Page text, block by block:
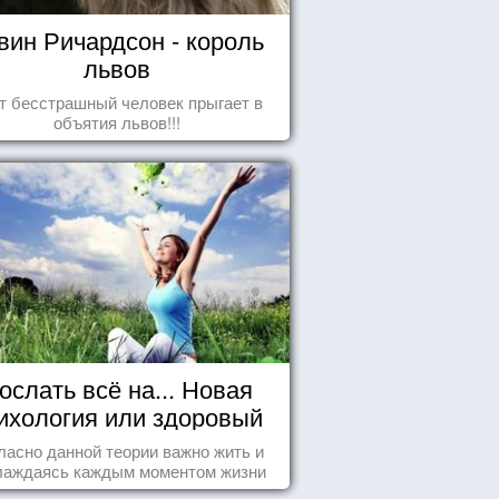
Ричардсон - король
львов
бесстрашный человек прыгает в
объятия львов!!!
всё на... Новая
или здоровый
пофигизм.
данной теории важно жить и
каждым моментом жизни
и с удовольствием. Как это,